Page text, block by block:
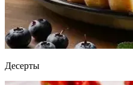
Десерты